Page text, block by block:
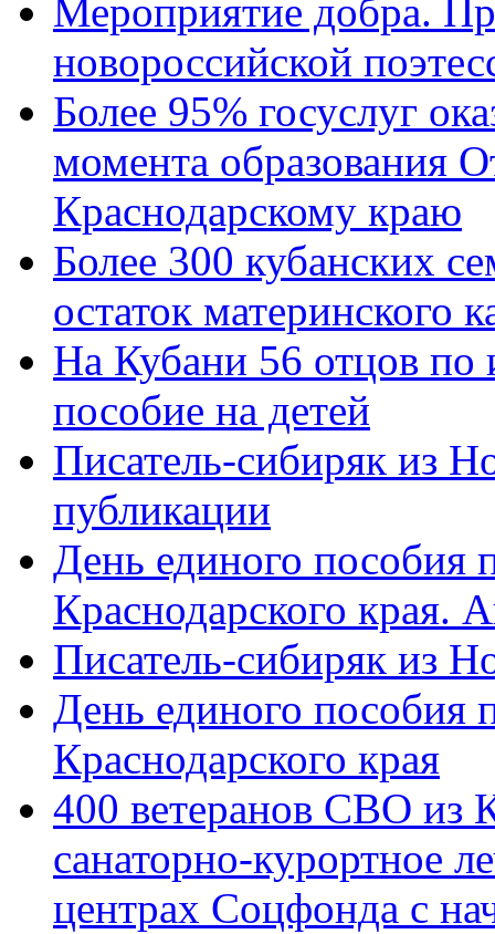
Мероприятие добра.
новороссийской
Более 95% госуслуг
момента образования
Краснодарскому краю
Более 300 кубанских
остаток материнского
На Кубани 56 отцов по
пособие на детей
Писатель-сибиряк из
публикации
День единого пособия
Краснодарского края.
Писатель-сибиряк из
День единого пособия
Краснодарского края
400 ветеранов СВО из
санаторно-курортное
центрах Соцфонда с